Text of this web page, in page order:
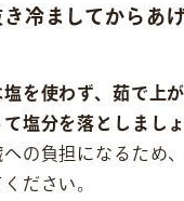
冷ましてからあ
を使わず、茹で上
塩分を落としまし
の負担になるため
ださい。